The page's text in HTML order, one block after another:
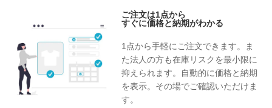
ご注文は1点から
すぐに価格と納期がわかる
1点から手軽にご注文できます。ま
た法人の方も在庫リスクを最小限に
抑えられます。自動的に価格と納期
を表示。その場でご確認いただけま
す。